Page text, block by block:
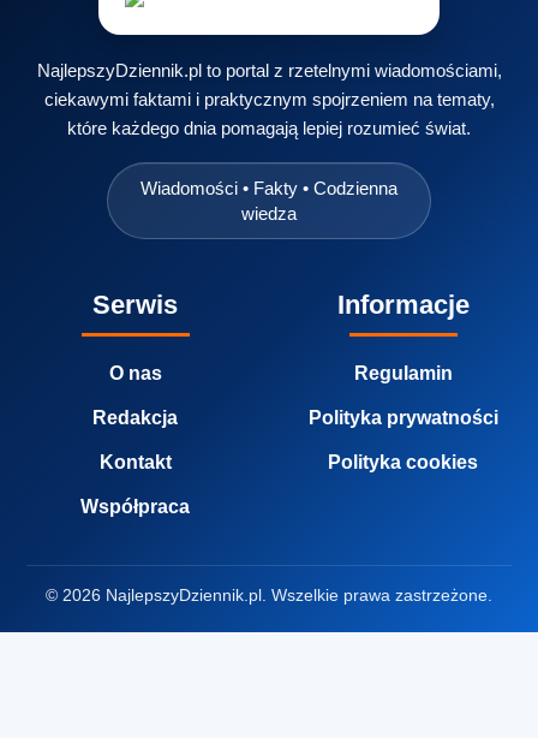
NajlepszyDziennik.pl to portal z rzetelnymi wiadomościami,
ciekawymi faktami i praktycznym spojrzeniem na tematy,
które każdego dnia pomagają lepiej rozumieć świat.
Wiadomości • Fakty • Codzienna
wiedza
Serwis
O nas
Redakcja
Kontakt
Współpraca
Informacje
Regulamin
Polityka prywatności
Polityka cookies
© 2026 NajlepszyDziennik.pl. Wszelkie prawa zastrzeżone.